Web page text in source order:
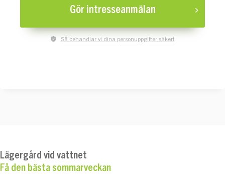
Gör intresseanmälan
Så behandlar vi dina personuppgifter säkert
Lägergård vid vattnet
Få den bästa sommarveckan